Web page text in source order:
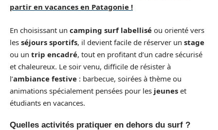
partir en vacances en Patagonie !
En choisissant un camping surf labellisé ou orienté vers
les séjours sportifs, il devient facile de réserver un stage
ou un trip encadré, tout en profitant d’un cadre sécurisé
et chaleureux. Le soir venu, difficile de résister à
l’ambiance festive : barbecue, soirées à thème ou
animations spécialement pensées pour les jeunes et
étudiants en vacances.
Quelles activités pratiquer en dehors du surf ?